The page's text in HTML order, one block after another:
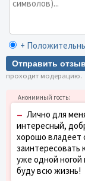
+
Отправить отзыв
проходит модерацию.
– Лично для
интересный,
хорошо владеет
заинтересовать
уже одной ногой
буду всю жизнь!